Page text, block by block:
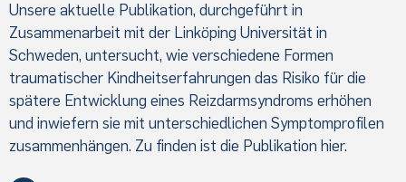
Unsere aktuelle Publikation, durchgeführt in
Zusammenarbeit mit der Linköping Universität in
Schweden, untersucht, wie verschiedene Formen
traumatischer Kindheitserfahrungen das Risiko für die
spätere Entwicklung eines Reizdarmsyndroms erhöhen
und inwiefern sie mit unterschiedlichen Symptomprofilen
zusammenhängen. Zu finden ist die Publikation hier.